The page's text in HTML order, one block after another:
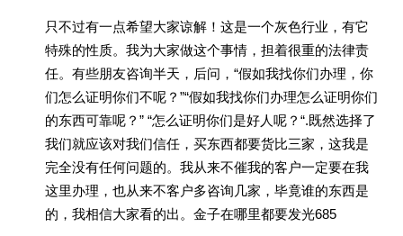
只不过有一点希望大家谅解！这是一个灰色行业，有它
特殊的性质。我为大家做这个事情，担着很重的法律责
任。有些朋友咨询半天，后问，“假如我找你们办理，你
们怎么证明你们不呢？”“假如我找你们办理怎么证明你们
的东西可靠呢？” “怎么证明你们是好人呢？“.既然选择了
我们就应该对我们信任，买东西都要货比三家，这我是
完全没有任何问题的。我从来不催我的客户一定要在我
这里办理，也从来不客户多咨询几家，毕竟谁的东西是
的，我相信大家看的出。金子在哪里都要发光685